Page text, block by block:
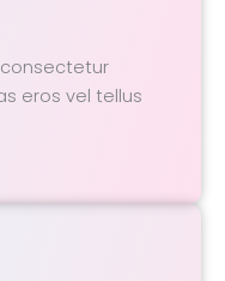
eros vel tellus